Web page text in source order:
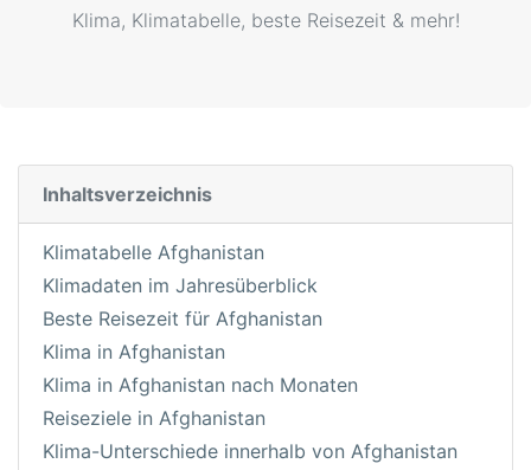
Klima, Klimatabelle, beste Reisezeit & mehr!
Inhaltsverzeichnis
Klimatabelle Afghanistan
Klimadaten im Jahresüberblick
Beste Reisezeit für Afghanistan
Klima in Afghanistan
Klima in Afghanistan nach Monaten
Reiseziele in Afghanistan
Klima-Unterschiede innerhalb von Afghanistan